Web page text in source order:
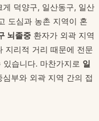
덕양구, 일산동구, 일산
도심과 농촌 지역이 혼
뇌졸중 환자가 외곽 지역
지리적 거리 때문에 전문
습니다. 마찬가지로 일
부와 외곽 지역 간의 접